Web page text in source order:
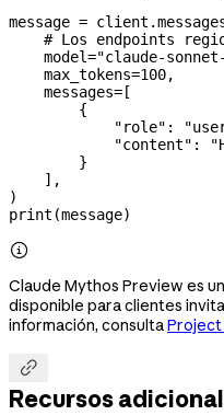
message =
# Los endpoints
    model
="claude-
    max_tokens
=100,
    messages
= [
        {
            "role"
:
            "content"
:
        }
    ],
)
print (message)

Claude Mythos Preview es
disponible para clientes
información, consultaProject

Recursos